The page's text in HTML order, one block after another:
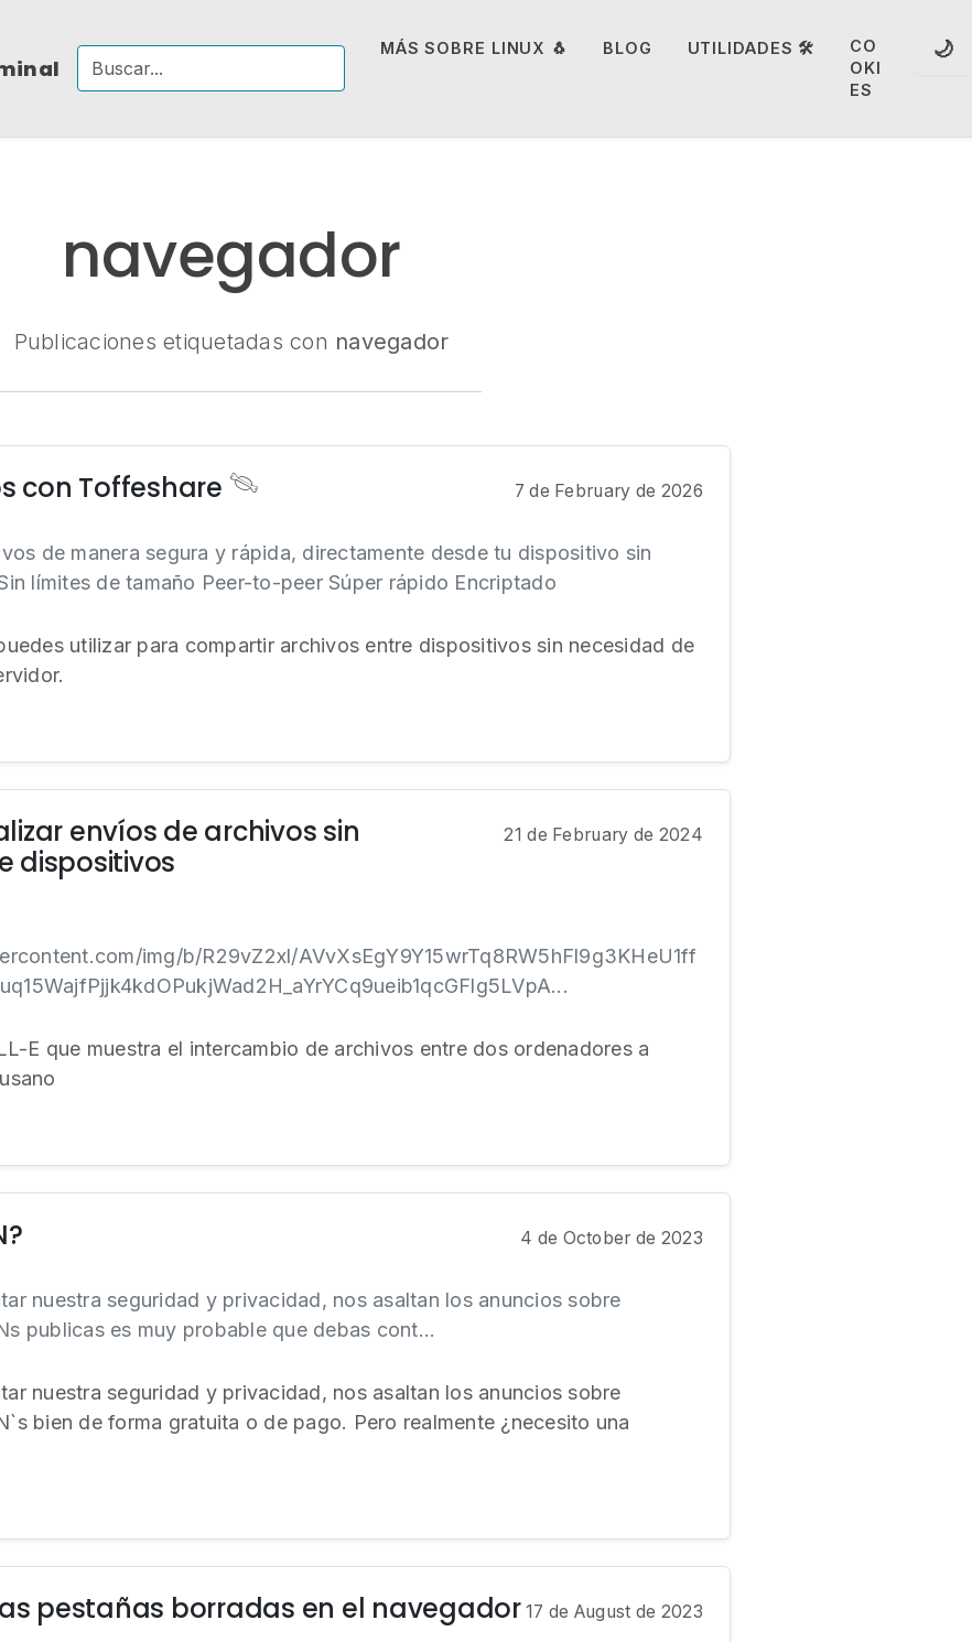
MÁS SOBRE LINUX 🐧 BLOG UTILIDADES 🛠️
CO
OKI
ES
🌙
navegador
Publicaciones etiquetadas con navegador
con Toffeshare 𓄯 7 de February de 2026
de manera segura y rápida, directamente desde tu dispositivo sin
límites de tamaño Peer-to-peer Súper rápido Encriptado
utilizar para compartir archivos entre dispositivos sin necesidad de
envíos de archivos sin
dispositivos
21 de February de 2024
img/b/R29vZ2xl/AVvXsEgY9Y15wrTq8RW5hFl9g3KHeU1ff
E que muestra el intercambio de archivos entre dos ordenadores a
4 de October de 2023
nuestra seguridad y privacidad, nos asaltan los anuncios sobre
publicas es muy probable que debas cont...
nuestra seguridad y privacidad, nos asaltan los anuncios sobre
bien de forma gratuita o de pago. Pero realmente ¿necesito una
pestañas borradas en el navegador 17 de August de 2023